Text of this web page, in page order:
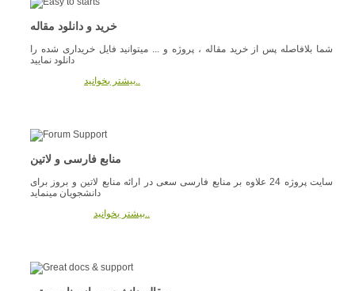
خرید و دانلود مقاله
شما بلافاصله پس از خرید مقاله ، پروژه و ... میتوانید فایل خریداری شده را
دانلود نمایید
بیشتر بخوانید..
منابع فارسی و لاتین
سایت پروژه 24 علاوه بر منابع فارسی سعی در ارائه منابع لاتین و بروز برای
دانشجویان مینماید
بیشتر بخوانید..